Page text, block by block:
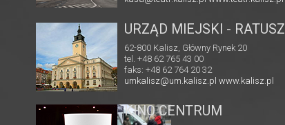
URZĄD MIEJSKI - RATUSZ
62-800 Kalisz, Główny Rynek 20
tel. +48 62 765 43 00
faks: +48 62 764 20 32
umkalisz@um.kalisz.pl www.kalisz.pl
KINO CENTRUM